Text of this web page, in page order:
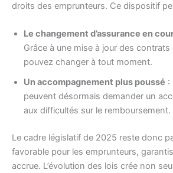
droits des emprunteurs. Ce dispositif
Le changement d’assurance en
Grâce à une mise à jour des contrats
pouvez changer à tout moment.
Un accompagnement plus poussé :
peuvent désormais demander un
aux difficultés sur le remboursement.
Le cadre législatif de 2025 reste donc
favorable pour les emprunteurs,
accrue. L’évolution des lois crée non